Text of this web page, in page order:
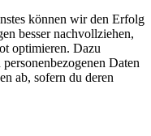
können wir den Erfolg
besser nachvollziehen,
optimieren. Dazu
Daten
ab, sofern du deren